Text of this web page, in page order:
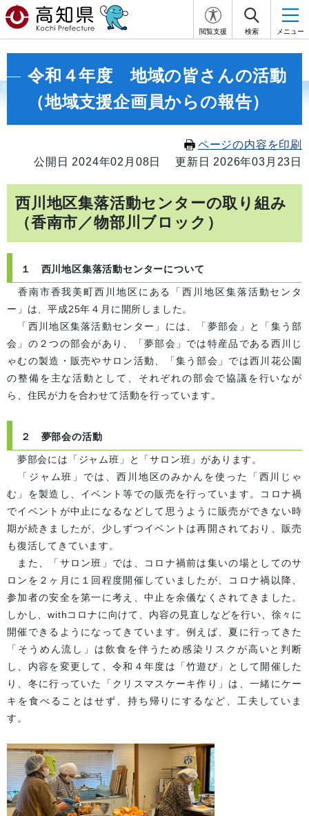
閲覧支援 検索 メニュー
令和４年度 地域の皆さんの活動
（地域支援企画員からの報告）
ページの内容を印刷
公開日 2024年02月08日
更新日 2026年03月23日
西川地区集落活動センターの取り組み
（香南市／物部川ブロック）
１ 西川地区集落活動センターについて
香南市香我美町西川地区にある「西川地区集落活動センタ
ー」は 、平成25年４月に開所しました。
「西川地区集落活動センター」には、「夢部会」と「集う部
会」の２つの部会があり、「夢部会」では特産品である西川じ
ゃむの製造・販売やサロン活動、「集う部会」では西川花公園
の整備を主な活動 として、それぞれの部会で協議を行いなが
ら、住民が力を合わせて活動を行っています。
２ 夢部会の活動
夢部会には「ジャム班」と「サロン班」があります。
「ジャム班」では、西川地区のみかんを使った「西川じゃ
む」を製造し、イベント等での販売を行っています。コロナ禍
でイベントが中止になるなどして思うように販売ができない時
期が続きましたが、少しずつイベントは再開されており、販売
も復活してきています。
また、「サロン班」では、コロナ禍前は集いの場としてのサ
ロンを２ヶ月に１回程度開催していましたが、コロナ禍以降、
参加者の安全を第一に考え、中止を余儀なくされてきました。
しかし、withコロナに向けて、内容の見直しなどを行い、徐々に
開催できるようになってきています。例えば、 夏に行ってきた
「そうめん流し」は飲食を伴うため感染リスクが高いと判断
し、内容を変更して、令和４年度は「竹遊び」
として 開催した
り、冬に行っていた「クリスマスケーキ作り」は、一緒にケー
キを食べることはせず、持ち帰りにするなど
工夫していま
す。